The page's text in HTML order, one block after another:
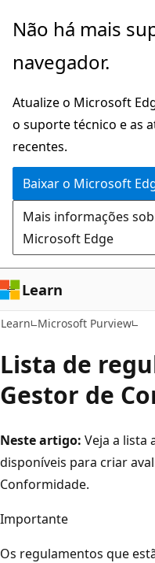
Pular
o
principal
Não há mais
navegador.
Atualize o Microsoft
o suporte técnico e as
recentes.
Baixar o Microsoft
Mais informações
Microsoft Edge
Learn
Learn Microsoft Purview
Lista de
Gestor de
Neste artigo: Veja a lista
disponíveis para criar
Conformidade.
Importante
Os regulamentos que